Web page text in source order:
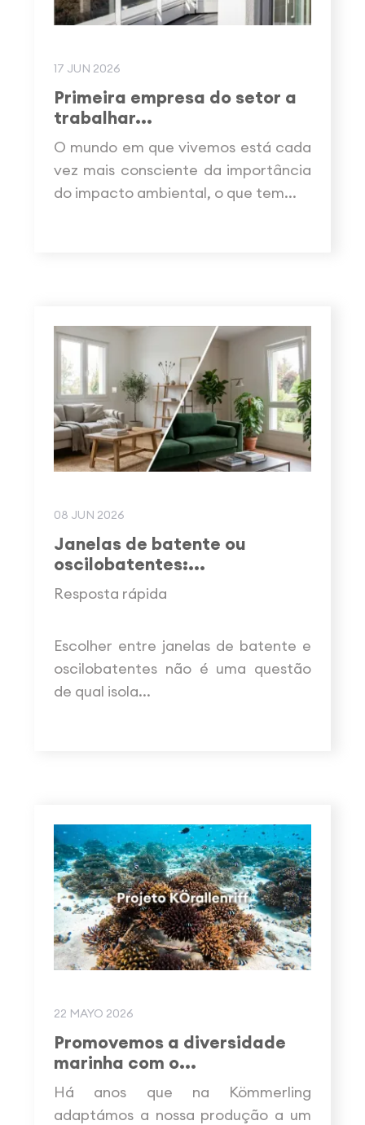
17 JUN 2026
Primeira empresa do setor a
trabalhar...
O mundo em que vivemos está cada
vez mais consciente da importância
do impacto ambiental, o que tem...
08 JUN 2026
Janelas de batente ou
oscilobatentes:...
Resposta rápida
Escolher entre janelas de batente e
oscilobatentes não é uma questão
de qual isola...
22 MAYO 2026
Promovemos a diversidade
marinha com o...
Há anos que na Kömmerling
adaptámos a nossa produção a um